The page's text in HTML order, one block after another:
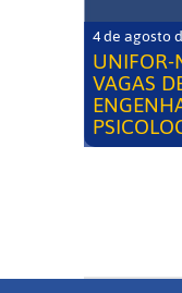
4 de agosto
VAGAS